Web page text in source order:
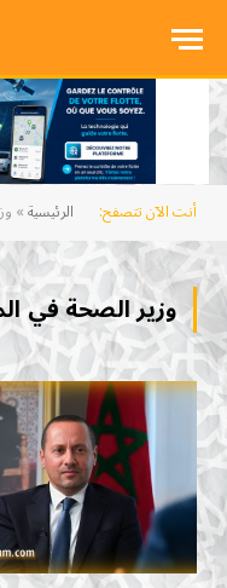
أنت الآن تتصفح: الرئيسية»
وزير الصحة في